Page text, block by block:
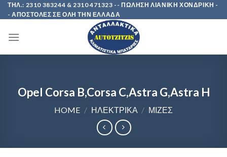
Skip
to
ΤΗΛ.: 2310 383244 & 2310 471323 -- ΠΩΛΗΣΗ ΛΙΑΝΙΚΗ ΧΟΝΔΡΙΚΗ -
- ΑΠΟΣΤΟΛΕΣ ΣΕ ΟΛΗ ΤΗΝ ΕΛΛΑΔΑ
Opel Corsa B,Corsa C,Astra G,Astra H
HOME / ΗΛΕΚΤΡΙΚΑ / ΜΙΖΕΣ